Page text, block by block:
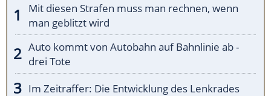
Mit diesen Strafen muss man rechnen, wenn
man geblitzt wird
Auto kommt von Autobahn auf Bahnlinie ab -
drei Tote
Im Zeitraffer: Die Entwicklung des Lenkrades